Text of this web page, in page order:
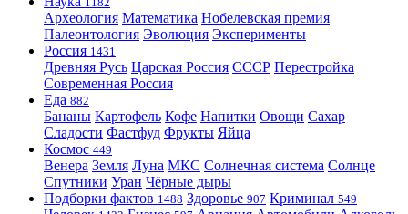
Археология Математика Нобелевская премия
Палеонтология Эволюция Эксперименты
Россия 1431
Древняя Русь Царская Россия СССР Перестройка
Современная Россия
Еда 882
Бананы Картофель Кофе Напитки Овощи Сахар
Сладости Фастфуд Фрукты Яйца
Космос 449
Венера Земля Луна МКС Солнечная система Солнце
Спутники Уран Чёрные дыры
Подборки фактов 1488 Здоровье 907 Криминал 549